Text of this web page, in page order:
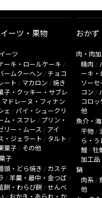
ーツ・果物
ーツ
ーキ・ロールケーキ /
ームクーヘン / チョコ
ート / マカロン / 焼き
子・クッキー・サブレ
マドレーヌ・フィナン
ェ / パイ・シュークリ
ム・スフレ / プリン・
リー・ムース / アイ
・ジェラート / タルト /
菓子 / その他
子
頭・どら焼き / カステ
/ 羊羹・最中・金つば /
餅・わらび餅 / せんべ
おかず
肉・肉
精肉 /
ーキ・
ソーセ
コン /
コロッ
他
魚介・
干物 /
ら・う
鰻 / 牡
加工品
鍋
肉系 /
他